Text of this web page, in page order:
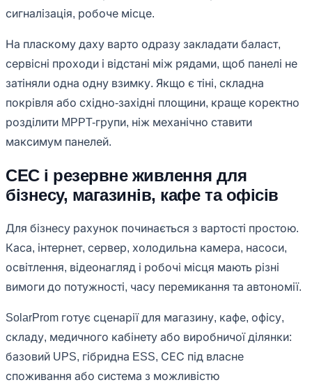
сигналізація, робоче місце.
На пласкому даху варто одразу закладати баласт,
сервісні проходи і відстані між рядами, щоб панелі не
затіняли одна одну взимку. Якщо є тіні, складна
покрівля або східно-західні площини, краще коректно
розділити MPPT-групи, ніж механічно ставити
максимум панелей.
СЕС і резервне живлення для
бізнесу, магазинів, кафе та офісів
Для бізнесу рахунок починається з вартості простою.
Каса, інтернет, сервер, холодильна камера, насоси,
освітлення, відеонагляд і робочі місця мають різні
вимоги до потужності, часу перемикання та автономії.
SolarProm готує сценарії для магазину, кафе, офісу,
складу, медичного кабінету або виробничої ділянки:
базовий UPS, гібридна ESS, СЕС під власне
споживання або система з можливістю